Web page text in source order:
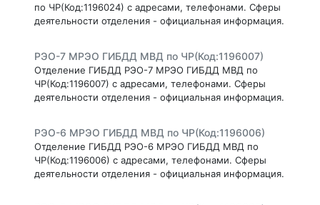
по ЧР(Код:1196024) с адресами, телефонами. Сферы
деятельности отделения - официальная информация.
РЭО-7 МРЭО ГИБДД МВД по ЧР(Код:1196007)
Отделение ГИБДД РЭО-7 МРЭО ГИБДД МВД по
ЧР(Код:1196007) с адресами, телефонами. Сферы
деятельности отделения - официальная информация.
РЭО-6 МРЭО ГИБДД МВД по ЧР(Код:1196006)
Отделение ГИБДД РЭО-6 МРЭО ГИБДД МВД по
ЧР(Код:1196006) с адресами, телефонами. Сферы
деятельности отделения - официальная информация.